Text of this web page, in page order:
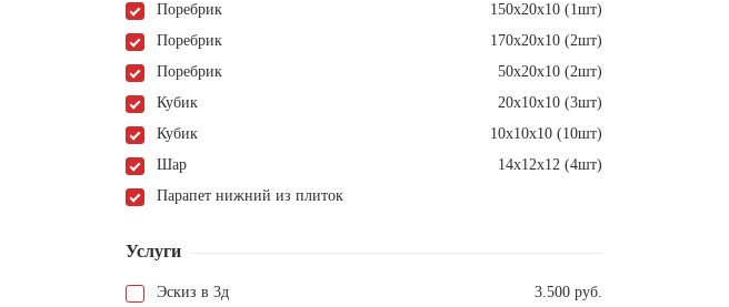
Поребрик
150х20х10 (1шт)
Поребрик
170х20х10 (2шт)
Поребрик
50х20х10 (2шт)
Кубик
20х10х10 (3шт)
Кубик
10х10х10 (10шт)
Шар
14х12х12 (4шт)
Парапет нижний из плиток
Услуги
Эскиз в 3д
3.500 руб.